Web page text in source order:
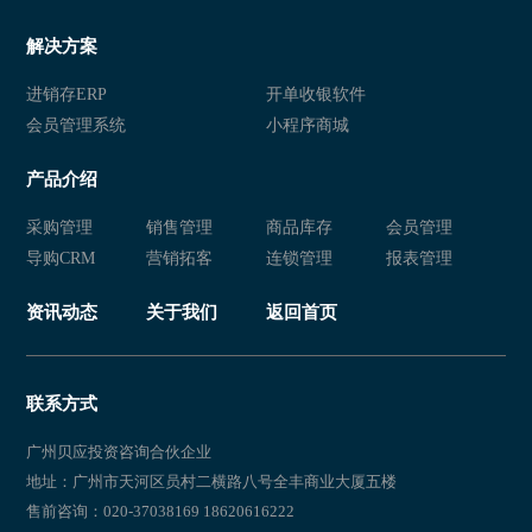
解决方案
进销存ERP
开单收银软件
会员管理系统
小程序商城
产品介绍
采购管理 销售管理 商品库存
会员管理
导购CRM
营销拓客 连锁管理 报表管理
资讯动态 关于我们 返回首页
联系方式
广州贝应投资咨询合伙企业
地址：广州市天河区员村二横路八号全丰商业大厦五楼
售前咨询：020-37038169 18620616222